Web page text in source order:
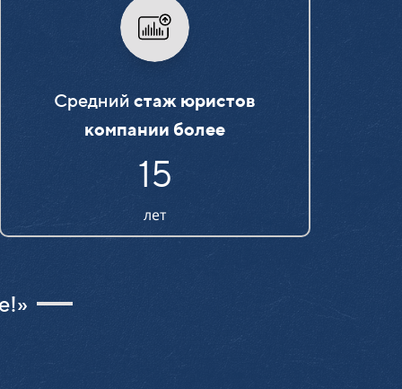
Среднийстаж юристов
компании более
15
лет